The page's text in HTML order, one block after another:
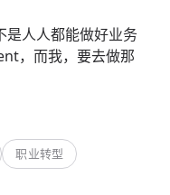
是人人都能做好业务
，而我，要去做那
职业转型